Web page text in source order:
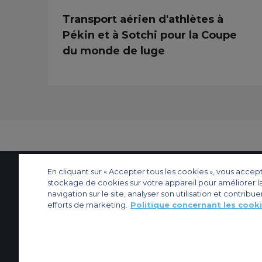
Transport aérien d'athlètes à
Pékin et à Sotchi pour la Coupe
du monde de luge
Contactez-nous À propos d'ACS Plan de site Sites web d’ACS
Nos bureaux
Protection de la vie privée
Politique concernant les cookies
Paramètres des
En cliquant sur « Accepter tous les cookies », vous
stockage de cookies sur votre appareil pour améliorer
navigation sur le site, analyser son utilisation et
efforts de marketing.
Politique concernant les